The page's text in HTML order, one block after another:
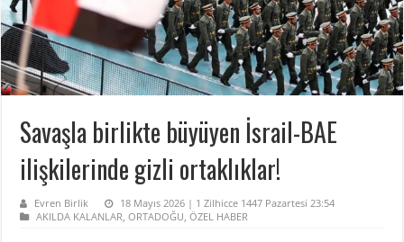
Savaşla birlikte büyüyen İsrail-BAE
ilişkilerinde gizli ortaklıklar!
Evren Birlik
18 Mayıs 2026 | 1 Zilhicce 1447 Pazartesi 23:54
AKILDA KALANLAR,ORTADOĞU,ÖZEL HABER